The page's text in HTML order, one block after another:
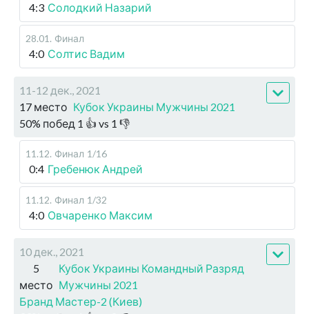
4:3 Солодкий Назарий
28.01 . Финал
4:0 Солтис Вадим
11-12 дек., 2021
17 место Кубок Украины Мужчины 2021
50% побед 1 👍 vs 1 👎
11.12. Финал 1/16
0:4 Гребенюк Андрей
11.12. Финал 1/32
4:0 Овчаренко Максим
10 дек., 2021
5
место
Кубок Украины Командный Разряд
Мужчины 2021
Бранд Мастер-2 (Киев)